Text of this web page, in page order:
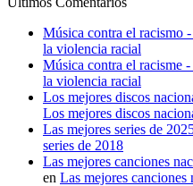
Música contra el racismo
la violencia racial
Música contra el racisme
la violencia racial
Los mejores discos
Los mejores discos
Las mejores series de
series de 2018
Las mejores canciones
en Las mejores canciones